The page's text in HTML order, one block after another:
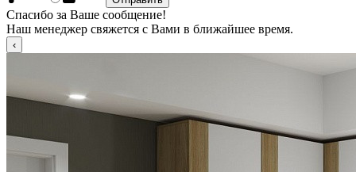
Спасибо за Ваше сообщение!
Наш менеджер свяжется с Вами в ближайшее время.